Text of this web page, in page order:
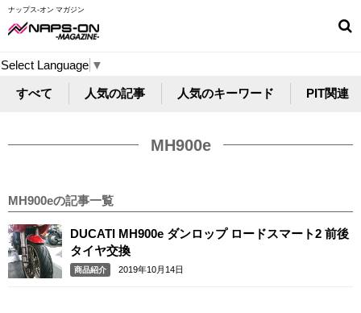
ナップス-オン マガジン
Select Language ▼
すべて 人気の記事 人気のキーワード PIT関連
MH900e
MH900eの記事一覧
DUCATI MH900e ダンロップ ロードスマート2 前後
タイヤ交換
商品紹介 2019年10月14日